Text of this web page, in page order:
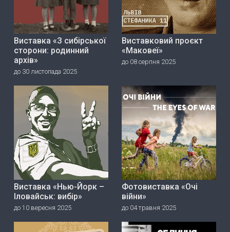
Виставка «З сибірської
сторони: родинний
архів»
до 30 листопада 2025
Виставковий проєкт
«Маковеї»
до 08 серпня 2025
Виставка «Нью-Йорк –
Іловайськ: вибір»
до 10 вересня 2025
Фотовиставка «Очі
війни»
до 04 травня 2025